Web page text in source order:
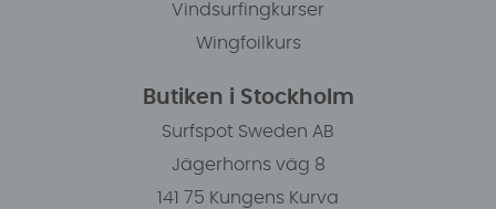
Vindsurfingkurser
Wingfoilkurs
Butiken i Stockholm
Surfspot Sweden AB
Jägerhorns väg 8
141 75 Kungens Kurva